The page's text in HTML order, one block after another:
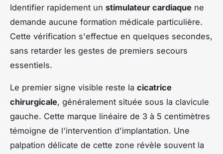
Identifier rapidement un stimulateur cardiaque ne
demande aucune formation médicale particulière.
Cette vérification s'effectue en quelques secondes,
sans retarder les gestes de premiers secours
essentiels.
Le premier signe visible reste la cicatrice
chirurgicale, généralement située sous la clavicule
gauche. Cette marque linéaire de 3 à 5 centimètres
témoigne de l'intervention d'implantation. Une
palpation délicate de cette zone révèle souvent la